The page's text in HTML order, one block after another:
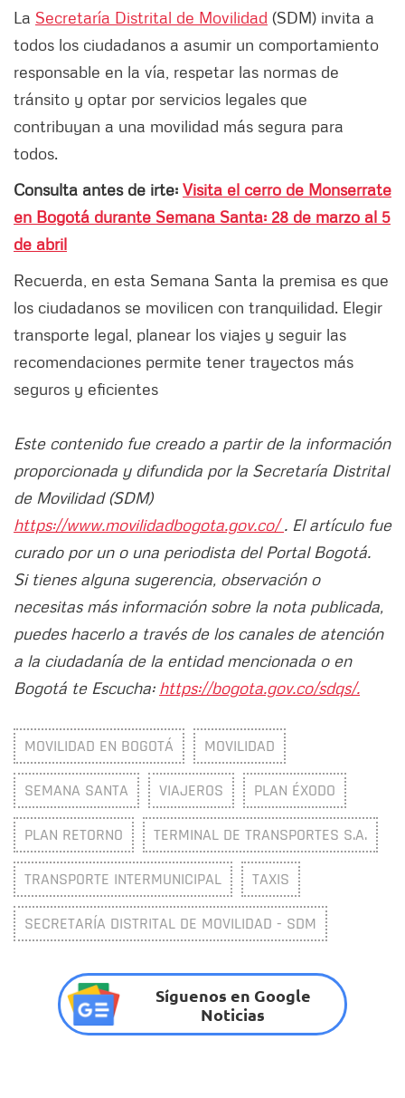
La Secretaría Distrital de Movilidad (SDM) invita a
todos los ciudadanos a asumir un comportamiento
responsable en la vía, respetar las normas de
tránsito y optar por servicios legales que
contribuyan a una movilidad más segura para
todos.
Consulta antes de irte: Visita el cerro de Monserrate
en Bogotá durante Semana Santa: 28 de marzo al 5
de abril
Recuerda, en esta Semana Santa la premisa es que
los ciudadanos se movilicen con tranquilidad. Elegir
transporte legal, planear los viajes y seguir las
recomendaciones permite tener trayectos más
seguros y eficientes
Este contenido fue creado a partir de la información
proporcionada y difundida por la Secretaría Distrital
de Movilidad (SDM)
https://www.movilidadbogota.gov.co/. El artículo fue
curado por un o una periodista del Portal Bogotá.
Si tienes alguna sugerencia, observación o
necesitas más información sobre la nota publicada,
puedes hacerlo a través de los canales de atención
a la ciudadanía de la entidad mencionada o en
Bogotá te Escucha: https://bogota.gov.co/sdqs/.
MOVILIDAD EN BOGOTÁ MOVILIDAD
SEMANA SANTA VIAJEROS PLAN ÉXODO
PLAN RETORNO TERMINAL DE TRANSPORTES S.A.
TRANSPORTE INTERMUNICIPAL TAXIS
SECRETARÍA DISTRITAL DE MOVILIDAD - SDM
Síguenos en Google
Noticias